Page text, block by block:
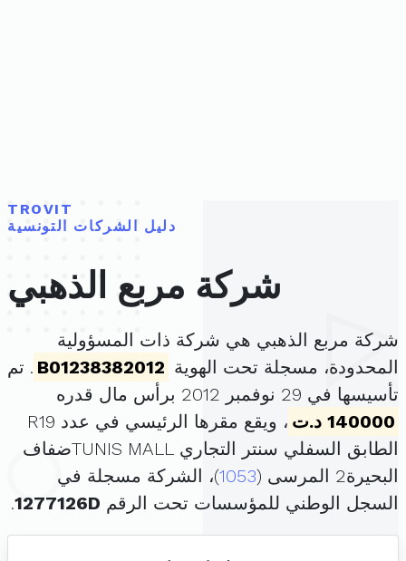
TROVIT
دليل الشركات التونسية
شركة مربع الذهبي
شركة مربع الذهبي هي شركة ذات المسؤولية
المحدودة، مسجلة تحت الهوية B01238382012 . تم
تأسيسها في 29 نوفمبر 2012 برأس مال قدره
140000 د.ت
، ويقع مقرها الرئيسي في عدد R19
الطابق السفلي سنتر التجاري TUNIS MALLضفاف
البحيرة2 المرسى (
1053)، الشركة مسجلة في
السجل الوطني للمؤسسات تحت الرقم 1277126D
.